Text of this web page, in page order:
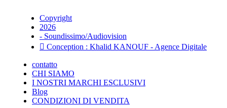
Copyright
2026
- Soundissimo/Audiovision
Conception : Khalid KANOUF - Agence Digitale
contatto
CHI SIAMO
I NOSTRI MARCHI ESCLUSIVI
Blog
CONDIZIONI DI VENDITA